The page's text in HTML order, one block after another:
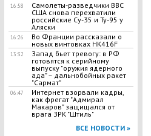
16:58
Самолеты-разведчики ВВС
США снова перехватили
российские Су-35 и Ту-95 у
Аляски
16:26
Во Франции рассказали о
новых винтовках HK416F
13:32
Запад бьет тревогу: в РФ
готовятся к серийному
выпуску "оружия ядерного
ада" – дальнобойных ракет
"Сармат"
06:47
Интернет взорвали кадры,
как фрегат "Адмирал
Макаров" защищался от
врага ЗРК "Штиль"
ВСЕ НОВОСТИ »